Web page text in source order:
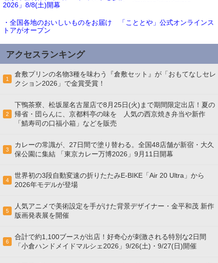
2026」8/8(土)開幕
・全国各地のおいしいものをお届け 「こととや」公式オンラインス
トアがオープン
アクセスランキング
1
倉敷プリンの名物3種を味わう『倉敷セット』が「おもてなしセレ
クション2026」で金賞受賞！
2
下鴨茶寮、松坂屋名古屋店で8月25日(火)まで期間限定出店！夏の
帰省・団らんに、京都料亭の味を 人気の西京焼き弁当や新作
「鯖寿司の口福小箱」などを販売
3
カレーの常識が、27日間で塗り替わる。全国48店舗が新宿・大久
保公園に集結 「東京カレー万博2026」9月11日開幕
4
世界初の3段自動変速の折りたたみE-BIKE「Air 20 Ultra」から
2026年モデルが登場
5
人気アニメで美術設定を手がけた背景デザイナー・金平和茂 新作
版画発表展を開催
6
合計で約1,100ブースが出店！好奇心が刺激される特別な2日間
「小倉ハンドメイドマルシェ2026」9/26(土)・9/27(日)開催